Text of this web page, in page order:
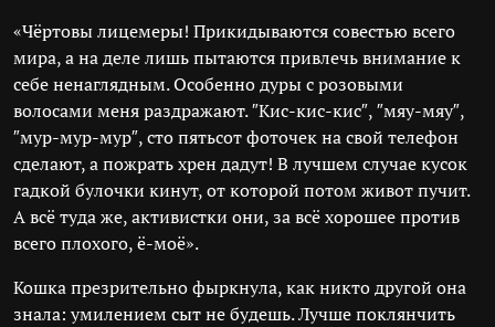
«Чёртовы лицемеры! Прикидываются совестью всего
мира, а на деле лишь пытаются привлечь внимание к
себе ненаглядным. Особенно дуры с розовыми
волосами меня раздражают. ″Кис-кис-кис″, ″мяу-мяу″,
″мур-мур-мур″, сто пятьсот фоточек на свой телефон
сделают, а пожрать хрен дадут! В лучшем случае кусок
гадкой булочки кинут, от которой потом живот пучит.
А всё туда же, активистки они, за всё хорошее против
всего плохого, ё-моё».
Кошка презрительно фыркнула, как никто другой она
знала: умилением сыт не будешь. Лучше поклянчить